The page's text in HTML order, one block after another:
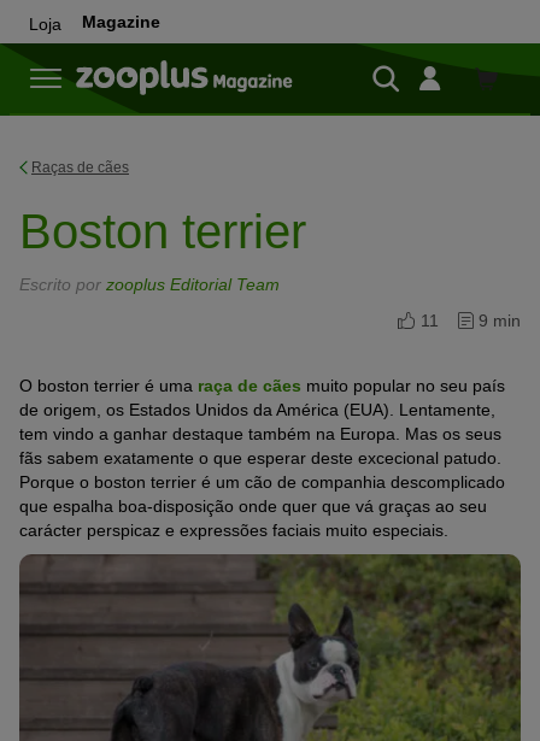
Loja Magazine
Loja
Raças de cães
Boston terrier
Escrito por zooplus Editorial Team
11
9 min
O boston terrier é uma raça de cães muito popular no seu país
de origem, os Estados Unidos da América (EUA). Lentamente,
tem vindo a ganhar destaque também na Europa. Mas os seus
fãs sabem exatamente o que esperar deste excecional patudo.
Porque o boston terrier é um cão de companhia descomplicado
que espalha boa-disposição onde quer que vá graças ao seu
carácter perspicaz e expressões faciais muito especiais.